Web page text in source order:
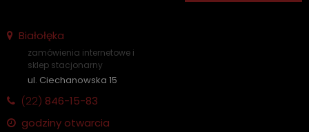
Białołęka
zamówienia internetowe i
sklep stacjonarny
ul. Ciechanowska 15
(22) 846-15-83
godziny otwarcia